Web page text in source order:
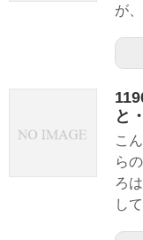
が
と
こ
ら
ろ
し